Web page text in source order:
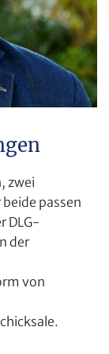
zwei
passen
DLG-
der
von